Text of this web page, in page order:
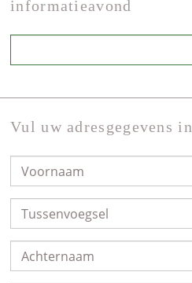
informatieavond
Vul uw adresgegevens in